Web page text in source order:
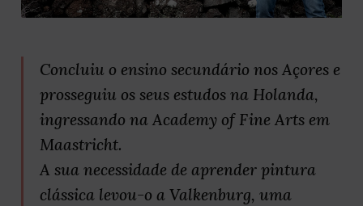
Concluiu o ensino secundário nos Açores e
prosseguiu os seus estudos na Holanda,
ingressando na Academy of Fine Arts em
Maastricht.
A sua necessidade de aprender pintura
clássica levou-o a Valkenburg, uma